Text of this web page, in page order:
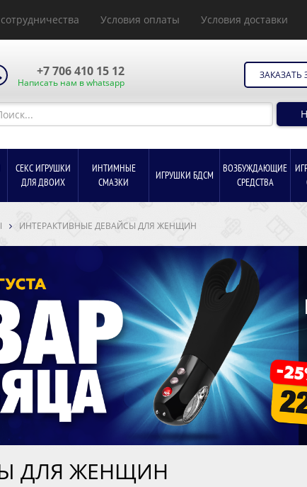
Условия оплаты Условия доставки
+7 706 410 15 12
Написать нам в whatsapp
ЗАКАЗАТЬ
СЕКС ИГРУШКИ
ДЛЯ ДВОИХ
ИНТИМНЫЕ
СМАЗКИ
ИГРУШКИ БДСМ
ВОЗБУЖДАЮЩИЕ
СРЕДСТВА
ИНТЕРАКТИВНЫЕ ДЕВАЙСЫ ДЛЯ ЖЕНЩИН
ДЛЯ ЖЕНЩИН